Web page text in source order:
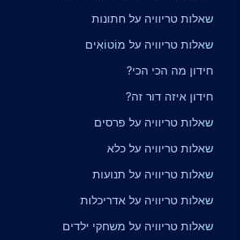
שאלות טריוויה על חתונות
שאלות טריוויה על מוֹטוֹאִים
חידון מה הכי הכי?
חידון איזה דור זה?
שאלות טריוויה על פרסים
שאלות טריוויה על כלא
שאלות טריוויה על תנועות
שאלות טריוויה על אדריכלות
שאלות טריוויה על משחקי ילדים